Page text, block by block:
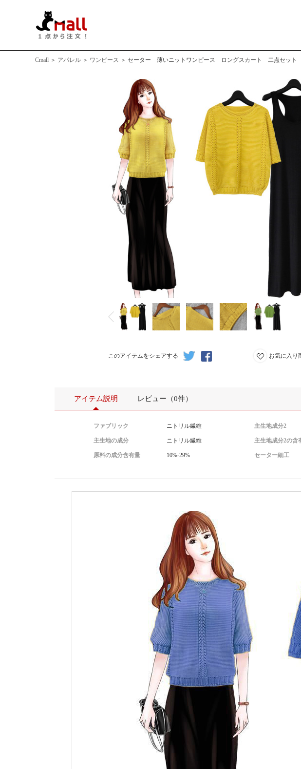
Cmall ＞ アパレル ＞ ワンピース ＞ セーター 薄いニットワンピース ロングスカート 二点セット
このアイテムをシェアする お気に入り
アイテム説明 レビュー（0件）
ファブリック ニトリル繊維 主生地成分2
主生地の成分 ニトリル繊維 主生地成分2の含
原料の成分含有量 10%-29% セーター細工